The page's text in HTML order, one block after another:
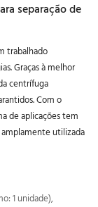
separação de
trabalhado
Graças à melhor
centrífuga
Com o
de aplicações tem
utilizada
1 unidade),